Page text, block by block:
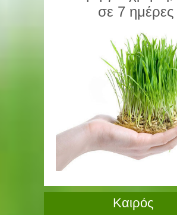
σε 7 ημέρες
Καιρός